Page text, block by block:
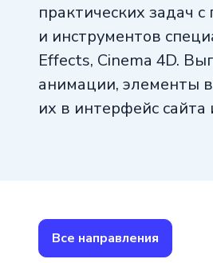
практических задач
и инструментов
Effects, Cinema 4D.
анимации, элементы
их в интерфейс
Все направления